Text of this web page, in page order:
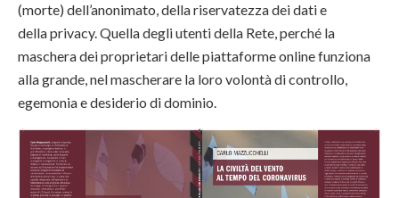
(morte) dell’anonimato, della riservatezza dei dati e
della privacy. Quella degli utenti della Rete, perché la
maschera dei proprietari delle piattaforme online funziona
alla grande, nel mascherare la loro volontà di controllo,
egemonia e desiderio di dominio.